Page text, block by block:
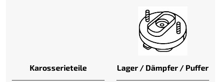
Karosserieteile Lager / Dämpfer / Puffer